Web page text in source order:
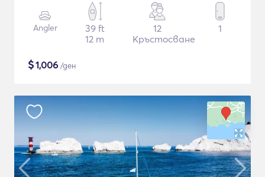
Angler
39 ft
12 m
12
Кръстосване
1
$1,006 /ден